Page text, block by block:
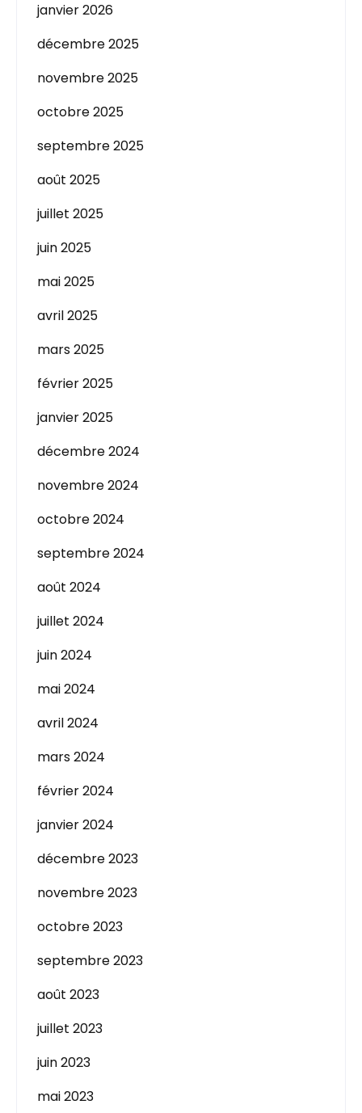
janvier 2026
décembre 2025
novembre 2025
octobre 2025
septembre 2025
août 2025
juillet 2025
juin 2025
mai 2025
avril 2025
mars 2025
février 2025
janvier 2025
décembre 2024
novembre 2024
octobre 2024
septembre 2024
août 2024
juillet 2024
juin 2024
mai 2024
avril 2024
mars 2024
février 2024
janvier 2024
décembre 2023
novembre 2023
octobre 2023
septembre 2023
août 2023
juillet 2023
juin 2023
mai 2023